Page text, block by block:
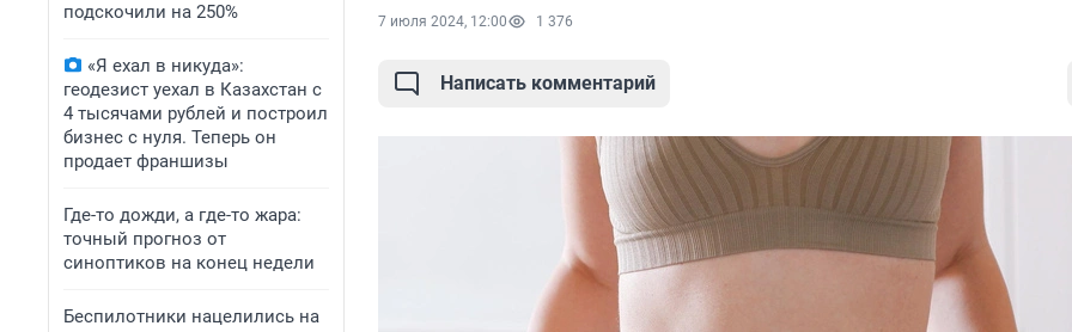
подскочили на 250%
«Я ехал в никуда»:
геодезист уехал в Казахстан с
4 тысячами рублей и построил
бизнес с нуля. Теперь он
продает франшизы
Где-то дожди, а где-то жара:
точный прогноз от
синоптиков на конец недели
Беспилотники нацелились на
7 июля 2024, 12:00 1 376
Написать комментарий